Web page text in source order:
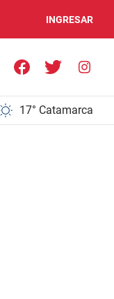
INGRESAR
17° Catamarca